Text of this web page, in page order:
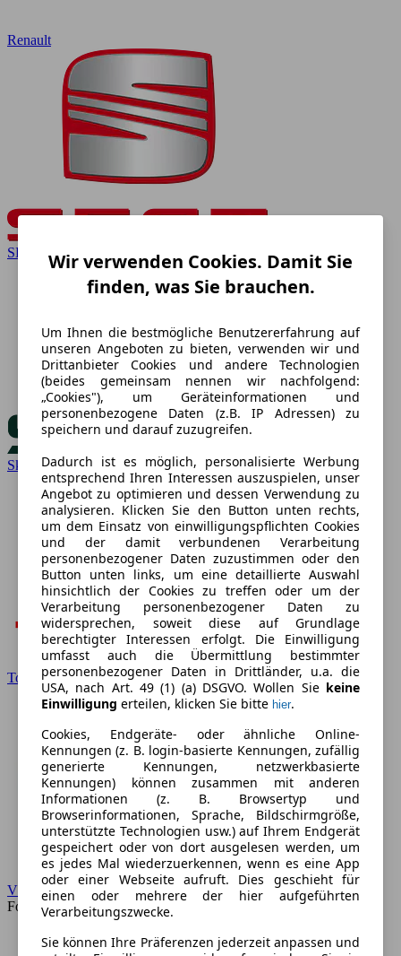
Renault
SEAT
Skoda
Toyota
VW
Forum
Wir verwenden Cookies. Damit Sie
finden, was Sie brauchen.
Um Ihnen die bestmögliche Benutzererfahrung auf
unseren Angeboten zu bieten, verwenden wir und
Drittanbieter Cookies und andere Technologien
(beides gemeinsam nennen wir nachfolgend:
„Cookies"), um Geräteinformationen und
personenbezogene Daten (z.B. IP Adressen) zu
speichern und darauf zuzugreifen.
Dadurch ist es möglich, personalisierte Werbung
entsprechend Ihren Interessen auszuspielen, unser
Angebot zu optimieren und dessen Verwendung zu
analysieren. Klicken Sie den Button unten rechts,
um dem Einsatz von einwilligungspflichten Cookies
und der damit verbundenen Verarbeitung
personenbezogener Daten zuzustimmen oder den
Button unten links, um eine detaillierte Auswahl
hinsichtlich der Cookies zu treffen oder um der
Verarbeitung personenbezogener Daten zu
widersprechen, soweit diese auf Grundlage
berechtigter Interessen erfolgt. Die Einwilligung
umfasst auch die Übermittlung bestimmter
personenbezogener Daten in Drittländer, u.a. die
USA, nach Art. 49 (1) (a) DSGVO. Wollen Sie keine
Einwilligung erteilen, klicken Sie bitte hier.
Cookies, Endgeräte- oder ähnliche Online-
Kennungen (z. B. login-basierte Kennungen, zufällig
generierte Kennungen, netzwerkbasierte
Kennungen) können zusammen mit anderen
Informationen (z. B. Browsertyp und
Browserinformationen, Sprache, Bildschirmgröße,
unterstützte Technologien usw.) auf Ihrem Endgerät
gespeichert oder von dort ausgelesen werden, um
es jedes Mal wiederzuerkennen, wenn es eine App
oder einer Webseite aufruft. Dies geschieht für
einen oder mehrere der hier aufgeführten
Verarbeitungszwecke.
Sie können Ihre Präferenzen jederzeit anpassen und